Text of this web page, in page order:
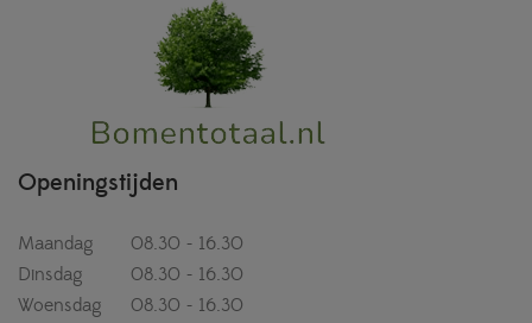
Openingstijden
Maandag
08.30 - 16.30
Dinsdag
08.30 - 16.30
Woensdag
08.30 - 16.30